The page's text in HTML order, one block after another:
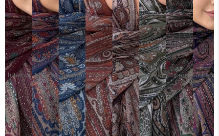
Tükendi Tükendi Tükendi Tükendi Tükendi Tükendi Tükendi Tükendi